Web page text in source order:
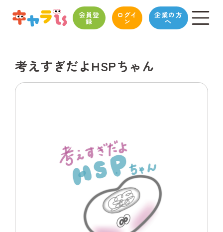
会員登
録
ログイ
ン
企業の方
へ
考えすぎだよHSPちゃん